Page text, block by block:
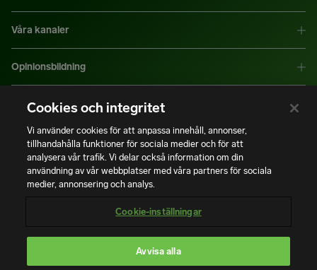
Våra kanaler
Opinionsbildning
Mer information
Copyright © Installatörsföretagen. Alla rättigheter förbehålls.
Integritetspolicy | Användning av cookies | Bli medlem
En del av
Cookies och integritet
Vi använder cookies för att anpassa innehåll, annonser,
tillhandahålla funktioner för sociala medier och för att
analysera vår trafik. Vi delar också information om din
användning av vår webbplatser med våra partners för sociala
medier, annonsering och analys.
Cookie-inställningar
Avvisa alla